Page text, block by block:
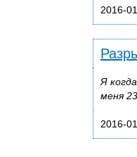
2016-
Я
меня
2016-